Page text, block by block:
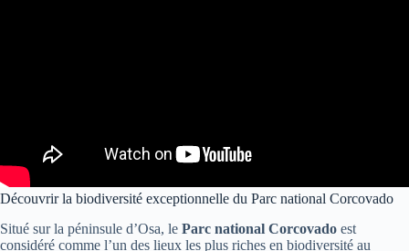
Découvrir la biodiversité exceptionnelle du Parc national Corcovado
Situé sur la péninsule d’Osa, le Parc national Corcovado est
considéré comme l’un des lieux les plus riches en biodiversité au